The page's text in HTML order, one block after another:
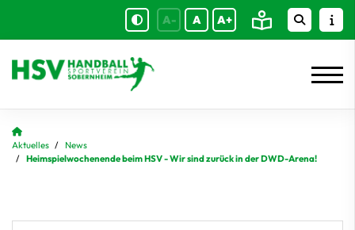
A- A A+
Aktuelles
News
Heimspielwochenende beim HSV - Wir sind zurück in der DWD-Arena!